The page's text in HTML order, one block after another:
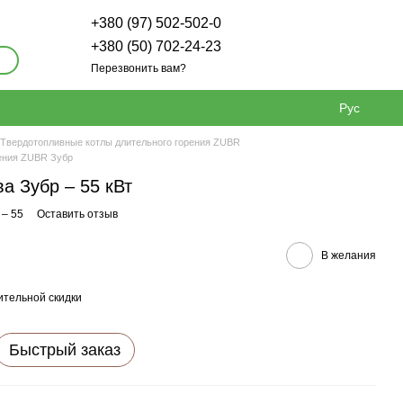
+380 (97) 502-502-0
+380 (50) 702-24-23
Перезвонить вам?
Рус
Твердотопливные котлы длительного горения ZUBR
ZUBR Зубр
Зубр – 55 кВт
55 Оставить отзыв
В желания
скидки
Быстрый заказ